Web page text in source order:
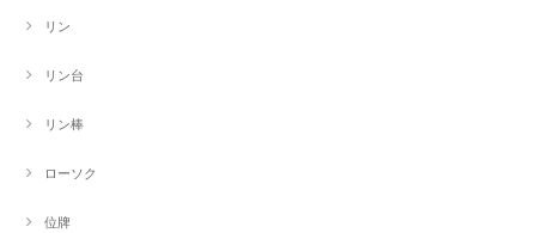
リン
リン台
リン棒
ローソク
位牌